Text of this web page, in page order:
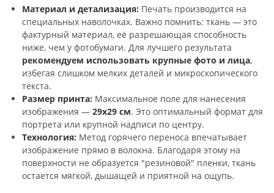
Материал и детализация: Печать производится на
специальных наволочках. Важно помнить: ткань — это
фактурный материал, её разрешающая способность
ниже, чем у фотобумаги. Для лучшего результата
рекомендуем использовать крупные фото и лица,
избегая слишком мелких деталей и микроскопического
текста.
Размер принта: Максимальное поле для нанесения
изображения — 29х29 см. Это оптимальный формат для
портрета или крупной надписи по центру.
Технология: Метод горячего переноса впечатывает
изображение прямо в волокна. Благодаря этому на
поверхности не образуется "резиновой" пленки, ткань
остается мягкой, дышащей и приятной на ощупь.